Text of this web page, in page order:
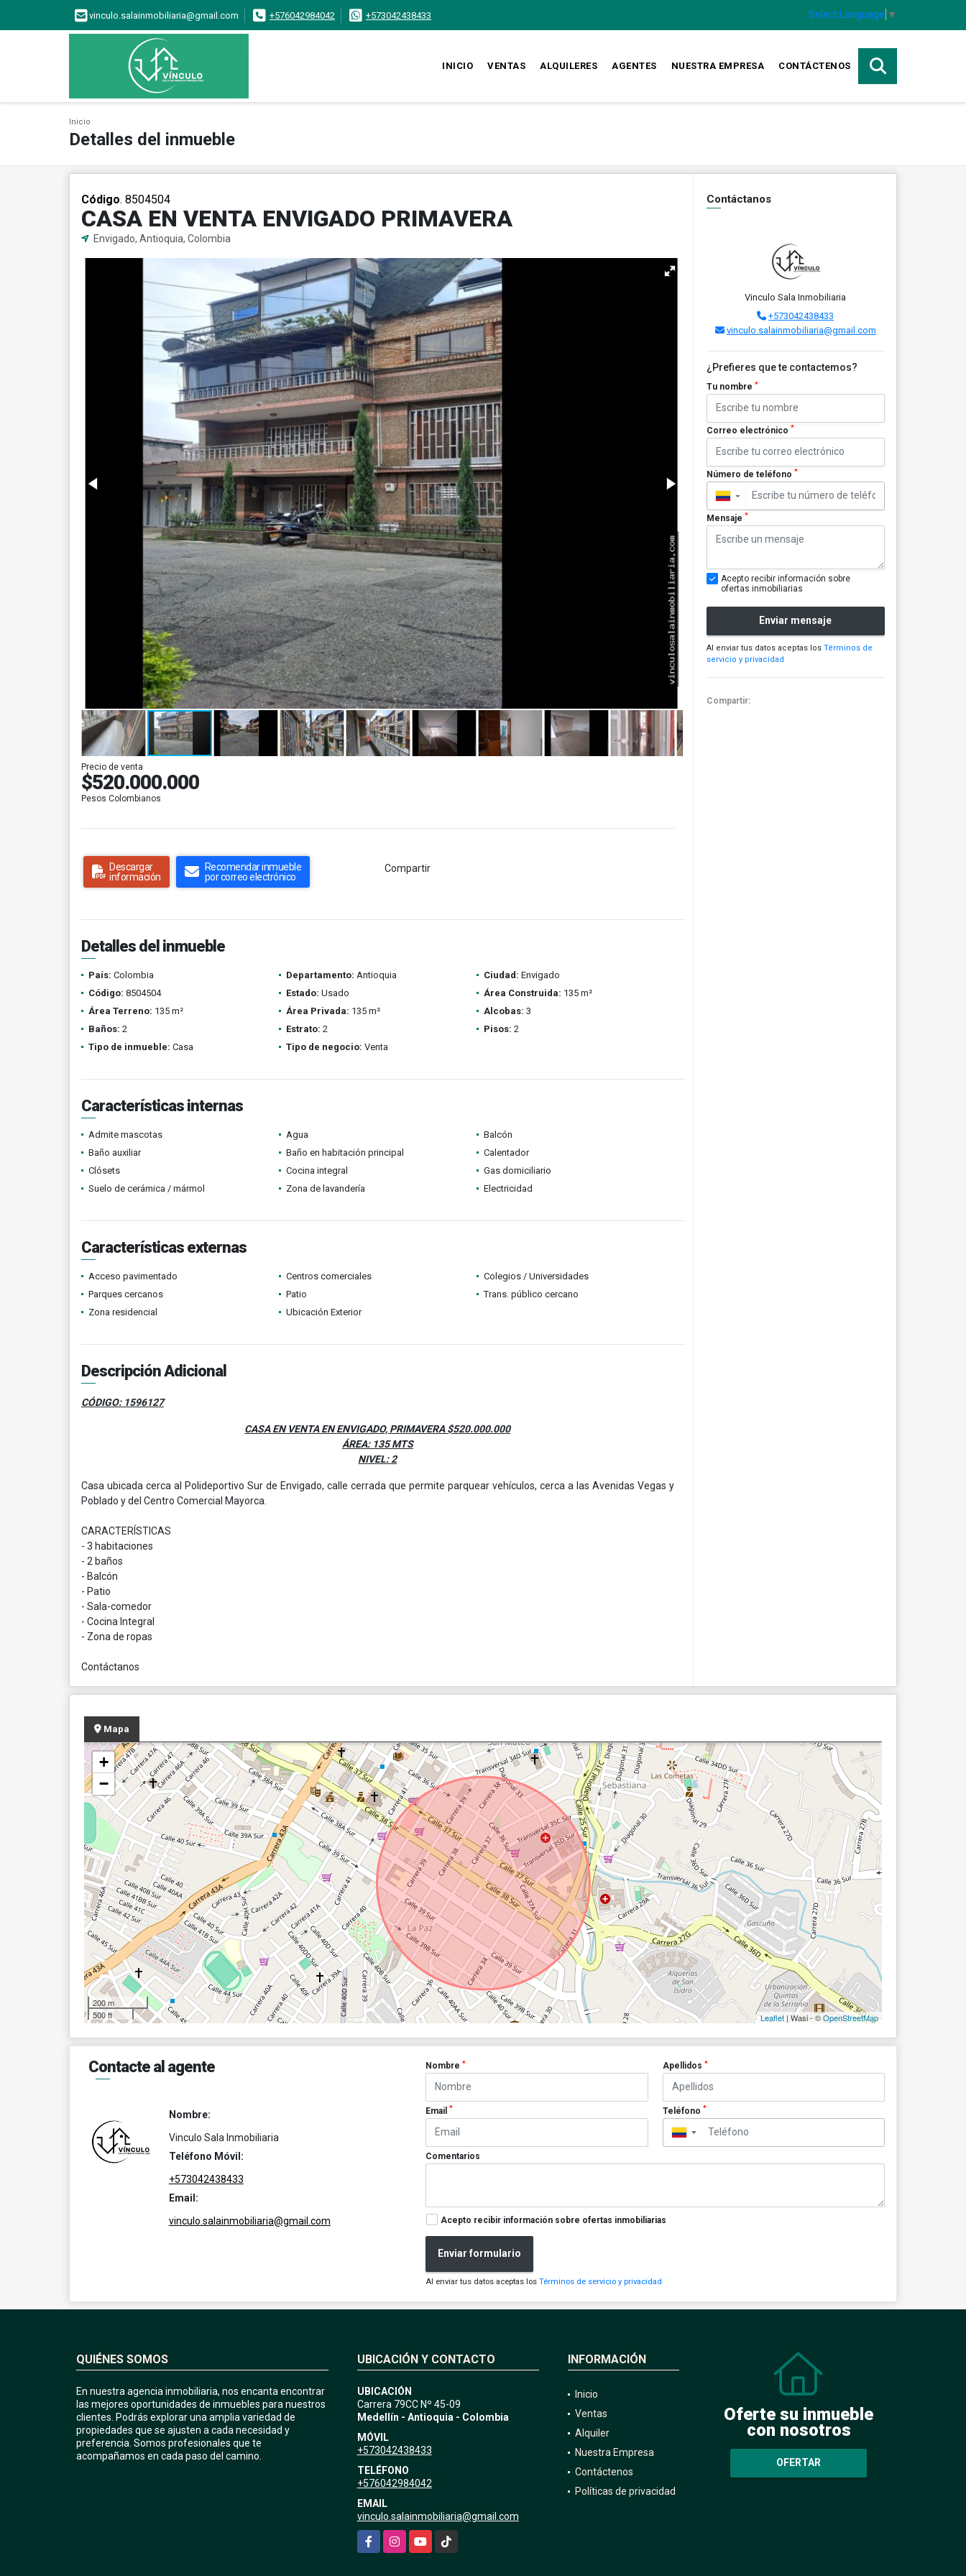
vinculo.salainmobiliaria@gmail.com +576042984042 +573042438433 Select Language ▼
INICIO VENTAS ALQUILERES AGENTES NUESTRA EMPRESA CONTÁCTENOS
Inicio
Detalles del inmueble
Código. 8504504
CASA EN VENTA ENVIGADO PRIMAVERA
Envigado, Antioquia, Colombia
Precio de venta
$520.000.000
Pesos Colombianos
Descargar
información
Recomendar inmueble
por correo electrónico
Compartir
Detalles del inmueble
País: Colombia Departamento: Antioquia Ciudad: Envigado
Código: 8504504 Estado: Usado Área Construida: 135 m²
Área Terreno: 135 m² Área Privada: 135 m² Alcobas: 3
Baños: 2 Estrato: 2 Pisos: 2
Tipo de inmueble: Casa Tipo de negocio: Venta
Características internas
Admite mascotas Agua
Balcón
Baño auxiliar
Baño en habitación principal
Calentador
Clósets
Cocina integral
Gas domiciliario
Suelo de cerámica / mármol
Zona de lavandería Electricidad
Características externas
Acceso pavimentado Centros comerciales
Colegios / Universidades
Parques cercanos
Patio
Trans. público cercano
Zona residencial
Ubicación Exterior
Descripción Adicional
CÓDIGO: 1596127
CASA EN VENTA EN ENVIGADO, PRIMAVERA $520.000.000
ÁREA: 135 MTS
NIVEL: 2
Casa ubicada cerca al Polideportivo Sur de Envigado, calle cerrada que permite parquear vehículos, cerca a las Avenidas Vegas y
Poblado y del Centro Comercial Mayorca.
CARACTERÍSTICAS
- 3 habitaciones
- 2 baños
- Balcón
- Patio
- Sala-comedor
- Cocina Integral
- Zona de ropas
Contáctanos
Contáctanos
Vinculo Sala Inmobiliaria
+573042438433
vinculo.salainmobiliaria@gmail.com
¿Prefieres que te contactemos?
Tu nombre *
Correo electrónico *
Número de teléfono *
▼
Mensaje *
Acepto recibir información sobre
ofertas inmobiliarias
Enviar mensaje
Al enviar tus datos aceptas los Términos de
servicio y privacidad
Compartir:
Mapa
+
−
200 m
500 ft
Leaflet | Wasi - ©OpenStreetMap
Contacte al agente
Nombre:
Vinculo Sala Inmobiliaria
Teléfono Móvil:
+573042438433
Email:
vinculo.salainmobiliaria@gmail.com
Nombre* Apellidos *
Email* Teléfono *
▼
Comentarios
Acepto recibir información sobre ofertas inmobiliarias
Enviar formulario
Al enviar tus datos aceptas losTérminos de servicio y privacidad
QUIÉNES SOMOS
En nuestra agencia inmobiliaria, nos encanta encontrar
las mejores oportunidades de inmuebles para nuestros
clientes. Podrás explorar una amplia variedad de
propiedades que se ajusten a cada necesidad y
preferencia. Somos profesionales que te
acompañamos en cada paso del camino.
UBICACIÓN Y CONTACTO
UBICACIÓN
Carrera 79CC Nº 45-09
Medellín - Antioquia - Colombia
MÓVIL
+573042438433
TELÉFONO
+576042984042
EMAIL
vinculo.salainmobiliaria@gmail.com
FacebookInstagramYouTubeTikTok
INFORMACIÓN
Inicio
Ventas
Alquiler
Nuestra Empresa
Contáctenos
Políticas de privacidad
Oferte su inmueble
con nosotros
OFERTAR